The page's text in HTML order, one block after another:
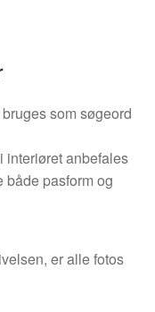
som søgeord
interiøret anbefales
både pasform og
er alle fotos